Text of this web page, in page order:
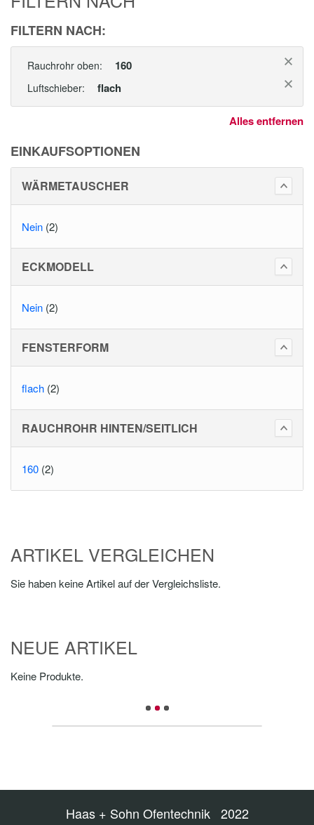
FILTERN NACH:
Rauchrohr oben: 160
Luftschieber: flach
Alles entfernen
EINKAUFSOPTIONEN
WÄRMETAUSCHER
Nein (2)
ECKMODELL
Nein (2)
FENSTERFORM
flach (2)
RAUCHROHR HINTEN/SEITLICH
160 (2)
ARTIKEL VERGLEICHEN
Sie haben keine Artikel auf der Vergleichsliste.
NEUE ARTIKEL
Keine Produkte.
Haas + Sohn Ofentechnik 2022